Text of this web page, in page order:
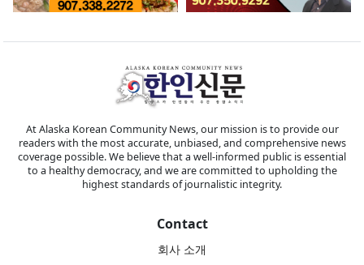
At Alaska Korean Community News, our mission is to provide our
readers with the most accurate, unbiased, and comprehensive news
coverage possible. We believe that a well-informed public is essential
to a healthy democracy, and we are committed to upholding the
highest standards of journalistic integrity.
Contact
회사 소개